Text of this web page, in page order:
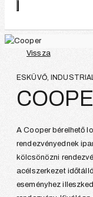
Vissza
ESKÜVŐ,
A Cooper bérelhető
rendezvényednek
kölcsönözni
acélszerkezet
eseményhez